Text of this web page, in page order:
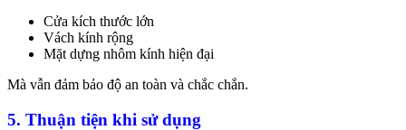
Cửa kích thước lớn
Vách kính rộng
Mặt dựng nhôm kính hiện đại
Mà vẫn đảm bảo độ an toàn và chắc chắn.
5. Thuận tiện khi sử dụng